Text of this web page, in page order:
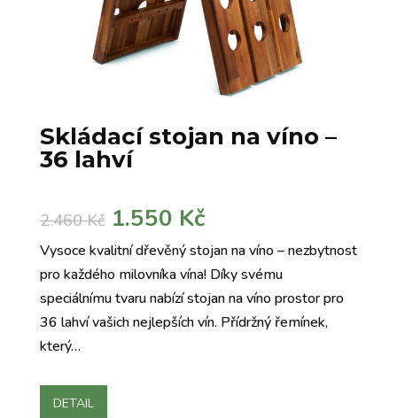
Skládací stojan na víno –
36 lahví
2.460Kč Původní
cena
byla:
2.460 Kč.
1.550 KčAktuální
cena
je:
1.550 Kč.
Vysoce kvalitní dřevěný stojan na víno – nezbytnost
pro každého milovníka vína! Díky svému
speciálnímu tvaru nabízí stojan na víno prostor pro
36 lahví vašich nejlepších vín. Přídržný řemínek,
který…
DETAIL